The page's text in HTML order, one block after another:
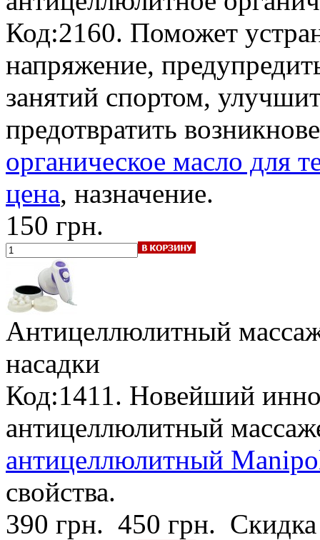
Код:2160. Поможет
напряжение,
занятий спортом,
предотвратить
органическое масло для
цена, назначение.
150 грн.
Антицеллюлитный
насадки
Код:1411. Новейший
антицеллюлитный
антицеллюлитный
свойства.
390 грн. 450 грн.